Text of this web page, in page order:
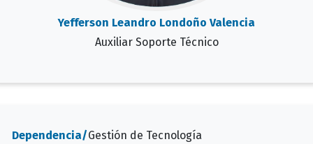
Yefferson Leandro Londoño Valencia
Auxiliar Soporte Técnico
Dependencia/Gestión de Tecnología